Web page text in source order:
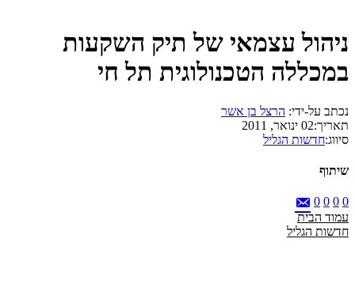
ניהול עצמאי של תיק השקעות
במכללה הטכנולוגית תל חי
נכתב על-ידי: הרצל בן אשר
תאריך:02 ינואר, 2011
סיווג:חדשות הגליל
שיתוף
0
0
0
0
עמוד הבית
חדשות הגליל